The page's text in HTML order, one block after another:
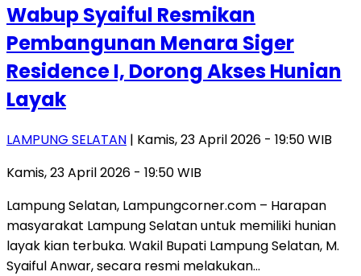
Wabup Syaiful Resmikan
Pembangunan Menara Siger
Residence I, Dorong Akses Hunian
Layak
LAMPUNG SELATAN | Kamis, 23 April 2026 - 19:50 WIB
Kamis, 23 April 2026 - 19:50 WIB
Lampung Selatan, Lampungcorner.com – Harapan
masyarakat Lampung Selatan untuk memiliki hunian
layak kian terbuka. Wakil Bupati Lampung Selatan, M.
Syaiful Anwar, secara resmi melakukan…